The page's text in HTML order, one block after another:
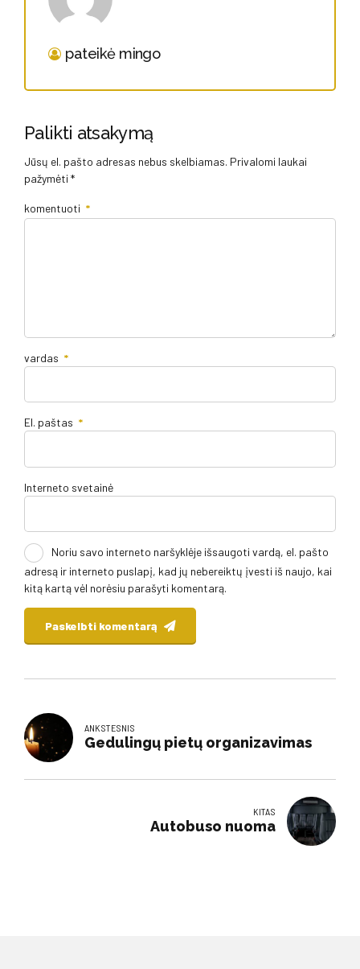
pateikė mingo
Palikti atsakymą
Jūsų el. pašto adresas nebus skelbiamas. Privalomi laukai
pažymėti *
komentuoti *
vardas *
El. paštas *
Interneto svetainė
Noriu savo interneto naršyklėje išsaugoti vardą, el. pašto
adresą ir interneto puslapį, kad jų nebereiktų įvesti iš naujo, kai
kitą kartą vėl norėsiu parašyti komentarą.
Paskelbti komentarą
ANKSTESNIS
Gedulingų pietų organizavimas
KITAS
Autobuso nuoma